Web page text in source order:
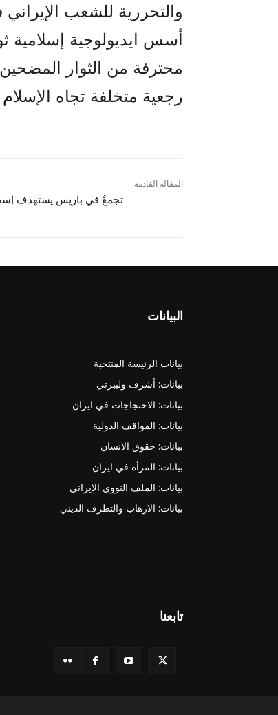
والتحررية للشعب
أسس ايديولوجية إسلامية
محترفة من الثوار
رجعية متخلفة تجاه
المقالة القادمة
تجمعٌ في باريس يستهدف
البيانات
بيانات الرئيسة المنتخبة
بيانات: أشرف وليبرتي
بيانات: الاحتجاجات في ايران
بيانات: المواقف الدولية
بيانات: حقوق الانسان
بيانات: المرأة في ايران
بيانات: الملف النووي الايراني
بيانات: الارهاب والتطرف الديني
تابعنا